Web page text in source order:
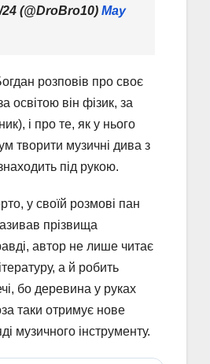
(@DroBro10) May
розповів про своє
освітою він фізик, за
і про те, як у нього
творити музичні дива з
під рукою.
у своїй розмові пан
прізвища
автор не лише читає
а й робить
бо деревина у руках
таки отримує нове
музичного інструменту.